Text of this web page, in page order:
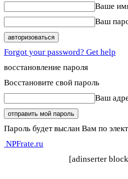
Ваше
Ваш
Forgot your password? Get help
восстановление пароля
Восстановите свой пароль
Ваш
Пароль будет выслан Вам по
NPFrate.ru
[adinserter